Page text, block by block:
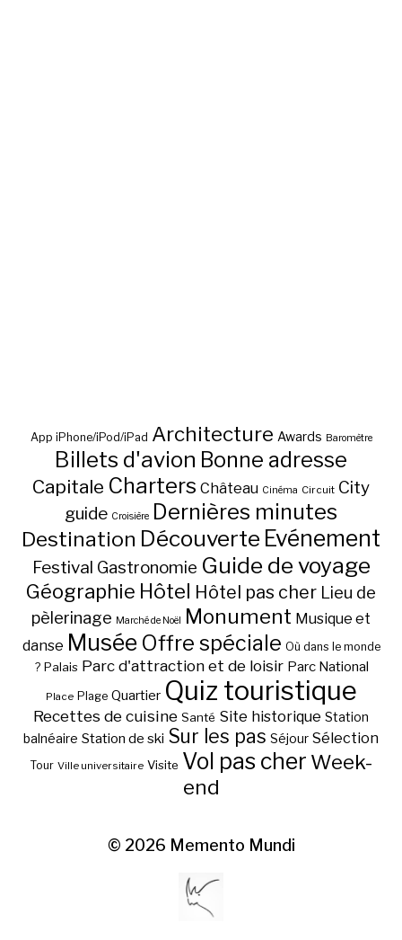
App iPhone/iPod/iPad Architecture Awards Baromètre
Billets d'avion Bonne adresse
Capitale Charters Château Cinéma Circuit City
guide Croisière Dernières minutes
Destination Découverte Evénement
Festival Gastronomie Guide de voyage
Géographie Hôtel Hôtel pas cher Lieu de
pèlerinage Marché de Noël Monument Musique et
danse Musée Offre spéciale Où dans le monde
? Palais Parc d'attraction et de loisir Parc National
Place Plage Quartier Quiz touristique
Recettes de cuisine Santé Site historique Station
balnéaire Station de ski Sur les pas Séjour Sélection
Tour Ville universitaire Visite Vol pas cher Week-
end
© 2026 Memento Mundi